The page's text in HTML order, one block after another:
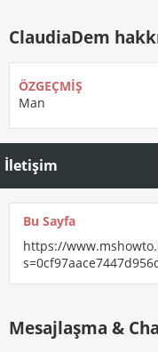
ClaudiaDem
ÖZGEÇMIŞ
Man
İletişim
Bu Sayfa
https://
Mesajlaşma &